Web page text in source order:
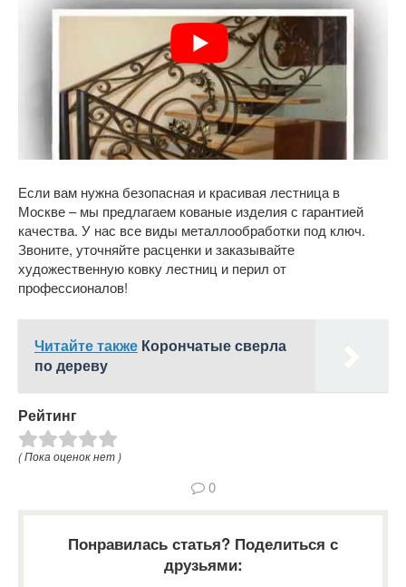
Если вам нужна безопасная и красивая лестница в
Москве – мы предлагаем кованые изделия с гарантией
качества. У нас все виды металлообработки под ключ.
Звоните, уточняйте расценки и заказывайте
художественную ковку лестниц и перил от
профессионалов!
Читайте также Корончатые сверла
по дереву
Рейтинг
( Пока оценок нет )
0
Понравилась статья? Поделиться с
друзьями: